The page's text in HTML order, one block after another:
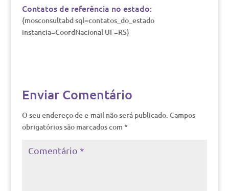
Contatos de referência no estado:
{mosconsultabd sql=contatos_do_estado
instancia=CoordNacional UF=RS}
Enviar Comentário
O seu endereço de e-mail não será publicado. Campos
obrigatórios são marcados com *